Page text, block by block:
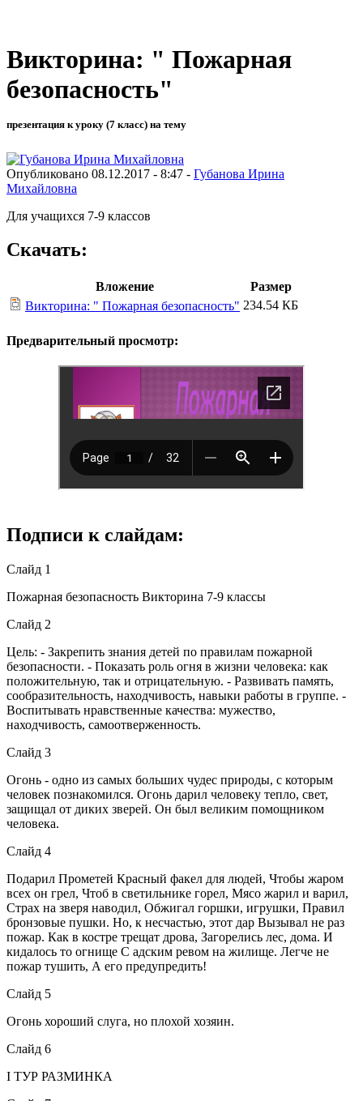
Викторина: " Пожарная
безопасность"
презентация к уроку (7 класс) на тему
Опубликовано 08.12.2017 - 8:47 - Губанова Ирина
Михайловна
Для учащихся 7-9 классов
Скачать:
Вложение
Размер
Викторина: " Пожарная безопасность" 234.54 КБ
Предварительный просмотр:
Подписи к слайдам:
Слайд 1
Пожарная безопасность Викторина 7-9 классы
Слайд 2
Цель: - Закрепить знания детей по правилам пожарной
безопасности. - Показать роль огня в жизни человека: как
положительную, так и отрицательную. - Развивать память,
сообразительность, находчивость, навыки работы в группе. -
Воспитывать нравственные качества: мужество,
находчивость, самоотверженность.
Слайд 3
Огонь - одно из самых больших чудес природы, с которым
человек познакомился. Огонь дарил человеку тепло, свет,
защищал от диких зверей. Он был великим помощником
человека.
Слайд 4
Подарил Прометей Красный факел для людей, Чтобы жаром
всех он грел, Чтоб в светильнике горел, Мясо жарил и варил,
Страх на зверя наводил, Обжигал горшки, игрушки, Правил
бронзовые пушки. Но, к несчастью, этот дар Вызывал не раз
пожар. Как в костре трещат дрова, Загорелись лес, дома. И
кидалось то огнище С адским ревом на жилище. Легче не
пожар тушить, А его предупредить!
Слайд 5
Огонь хороший слуга, но плохой хозяин.
Слайд 6
I ТУР РАЗМИНКА